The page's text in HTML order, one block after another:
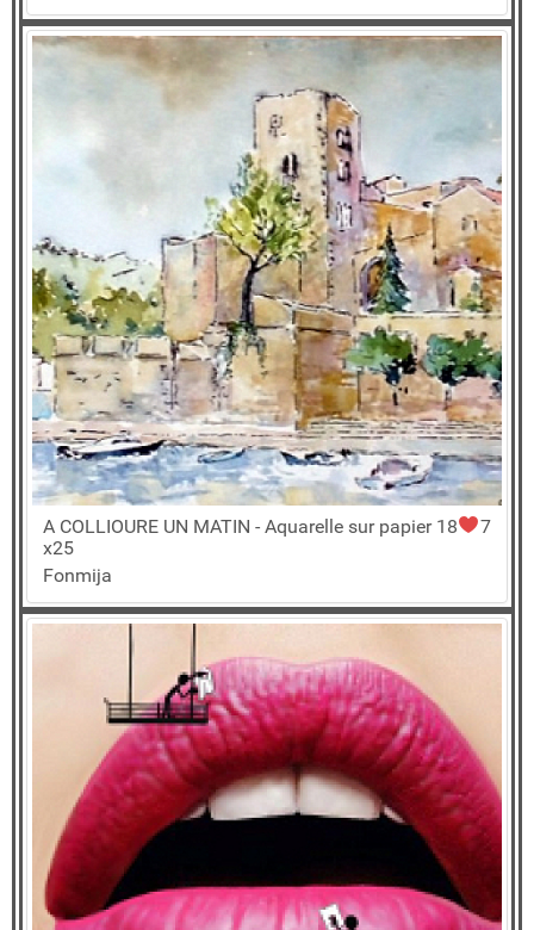
7
A COLLIOURE UN MATIN - Aquarelle sur papier 18
x25
Fonmija